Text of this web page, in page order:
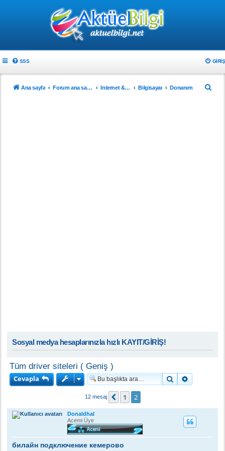
SSS GIRIŞ
Ana sayfa Forum ana sayfa Internet & Teknoloji Bilgisayar Donanım
Sosyal medya hesaplarınızla hızlı KAYIT/GİRİŞ!
Tüm driver siteleri ( Geniş )
Cevapla
Ara
12 mesaj Önceki
1 2
Donaldhal
Acemi Üye
билайн подключение кемерово